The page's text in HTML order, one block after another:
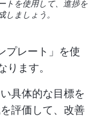
トを使用して、進捗を
ましょう。
プレート」を使
ます。
具体的な目標を
評価して、改善